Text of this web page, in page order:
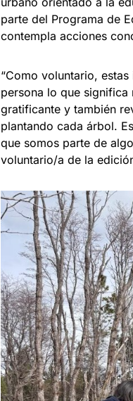
parte del Programa de
contempla acciones
“Como voluntario,
persona lo que significa
gratificante y también
plantando cada árbol.
que somos parte de
voluntario/a de la